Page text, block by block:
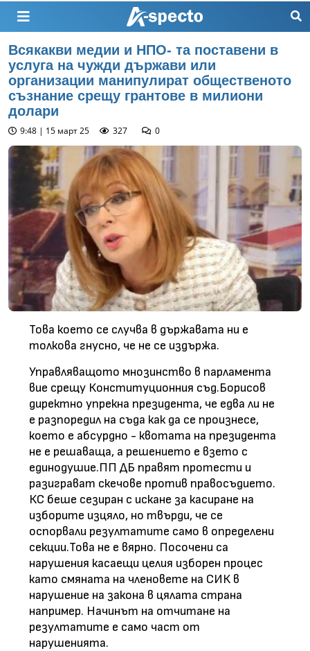
Всякакви медии и НПО- та поставени в
услуга на чужди държави или
организации манипулират общественото
съзнание срещу грантове в милиони
долари
9:48 | 15 март 25 327 0
Това което се случва в държавата ни е
толкова гнусно, че не се издържа.
Управляващото мнозинство в парламента
вие срещу Конституционния съд.Борисов
директно упрекна президента, че едва ли не
е разпоредил на съда как да се произнесе,
което е абсурдно - квотата на президента
не е решаваща, а решението е взето с
единодушие.ПП ДБ правят протести и
разиграват скечове против правосъдието.
КС беше сезиран с искане за касиране на
изборите изцяло, но твърди, че се
оспорвали резултатите само в определени
секции.Това не е вярно. Посочени са
нарушения касаещи целия изборен процес
като смяната на членовете на СИК в
нарушение на закона в цялата страна
например. Начинът на отчитане на
резултатите е само част от
нарушенията.